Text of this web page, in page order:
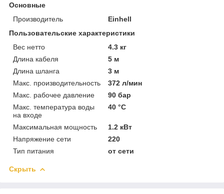
Основные
Производитель
Einhell
Пользовательские характеристики
Вес нетто
4.3 кг
Длина кабеля
5 м
Длина шланга
3 м
Макс. производительность
372 л/мин
Макс. рабочее давление
90 бар
Макс. температура воды
на входе
40 °C
Максимальная мощность
1.2 кВт
Напряжение сети
220
Тип питания
от сети
Скрыть